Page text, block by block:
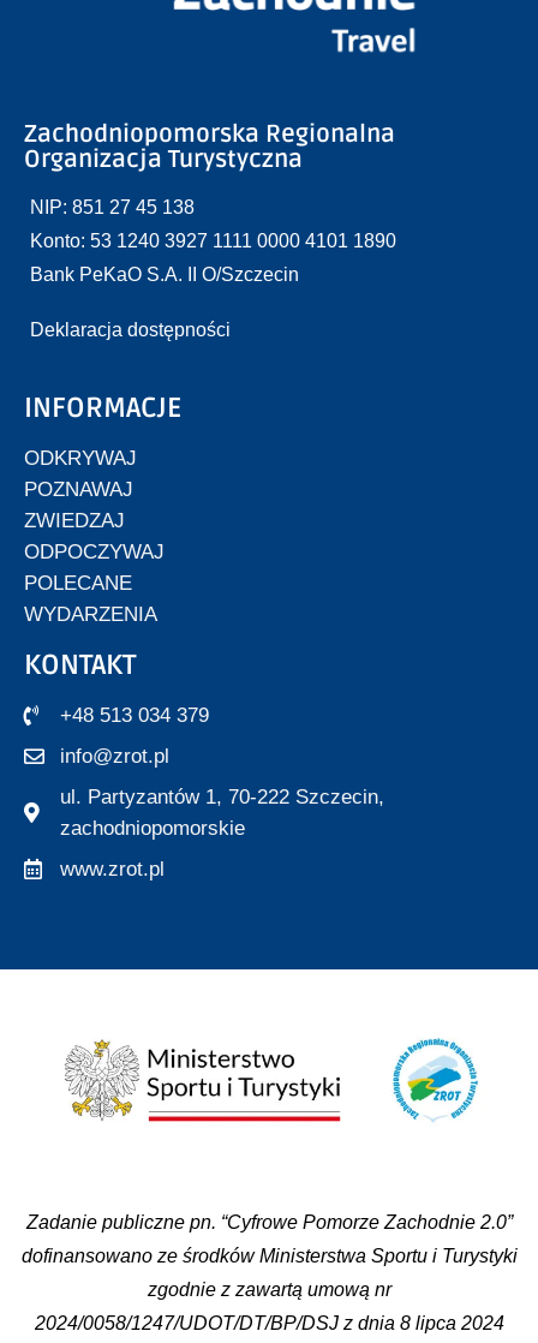
Zachodniopomorska Regionalna
Organizacja Turystyczna
NIP: 851 27 45 138
Konto: 53 1240 3927 1111 0000 4101 1890
Bank PeKaO S.A. II O/Szczecin
Deklaracja dostępności
INFORMACJE
ODKRYWAJ
POZNAWAJ
ZWIEDZAJ
ODPOCZYWAJ
POLECANE
WYDARZENIA
KONTAKT
+48 513 034 379
info@zrot.pl
ul. Partyzantów 1, 70-222 Szczecin,
zachodniopomorskie
www.zrot.pl
Zadanie publiczne pn. “Cyfrowe Pomorze Zachodnie 2.0”
dofinansowano ze środków Ministerstwa Sportu i Turystyki
zgodnie z zawartą umową nr
2024/0058/1247/UDOT/DT/BP/DSJ z dnia 8 lipca 2024